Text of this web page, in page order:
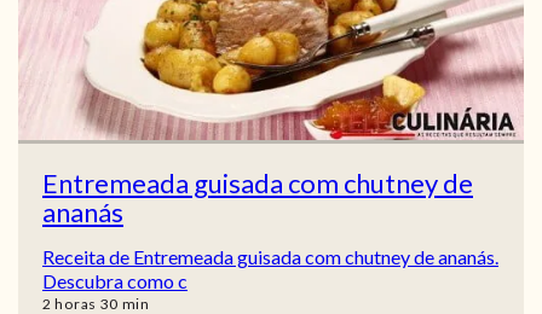
Entremeada guisada com chutney de
ananás
Receita de Entremeada guisada com chutney de ananás.
Descubra como c
2 horas
horas 30 min
min